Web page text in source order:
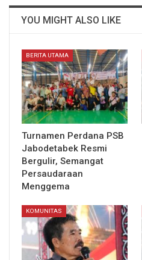
YOU MIGHT ALSO LIKE
BERITA UTAMA
Turnamen Perdana PSB
Jabodetabek Resmi
Bergulir, Semangat
Persaudaraan
Menggema
KOMUNITAS